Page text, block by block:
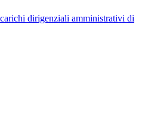
dirigenziali amministrativi di